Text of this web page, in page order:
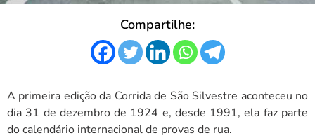
Compartilhe:
A primeira edição da Corrida de São Silvestre aconteceu no
dia 31 de dezembro de 1924 e, desde 1991, ela faz parte
do calendário internacional de provas de rua.